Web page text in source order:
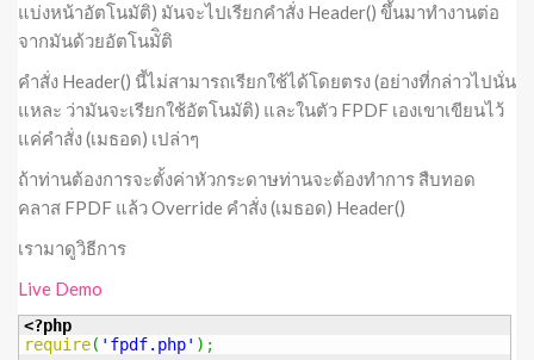
แบ่งหน้าอัตโนมัติ) มันจะไปเรียกคำสั่ง Header() ขึ้นมาทำงานต่อ
จากมันด้วยอัตโนมัิติ
คำสั่ง Header() นี้ไม่สามารถเรียกใช้ได้โดยตรง (อย่างที่กล่าวไปนั่น
แหละ ว่ามันจะเรียกใช้อัตโนมัติ) และในตัว FPDF เองเขาเขียนไว้
แค่คำสั่ง (เมธอด) เปล่าๆ
ถ้าท่านต้องการจะตั้งค่าหัวกระดาษท่านจะต้องทำการ สืบทอด
คลาส FPDF แล้ว Override คำสั่ง (เมธอด) Header()
เรามาดูวิธีการ
Live Demo
<?php
require( 'fpdf.php' ) ;